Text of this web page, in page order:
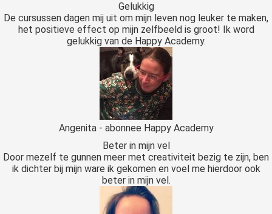
Gelukkig
De cursussen dagen mij uit om mijn leven nog leuker te maken,
het positieve effect op mijn zelfbeeld is groot! Ik word
gelukkig van de Happy Academy.
Angenita - abonnee Happy Academy
Beter in mijn vel
Door mezelf te gunnen meer met creativiteit bezig te zijn, ben
ik dichter bij mijn ware ik gekomen en voel me hierdoor ook
beter in mijn vel.